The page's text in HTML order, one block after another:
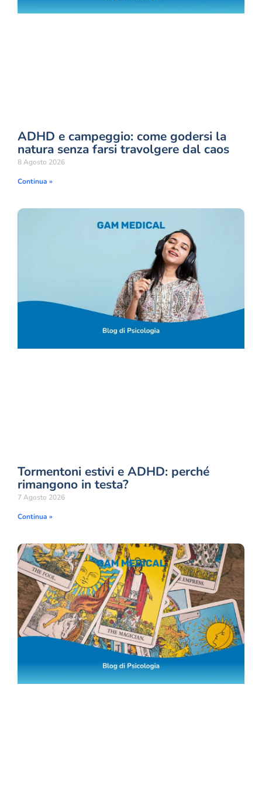
ADHD e campeggio: come godersi la
natura senza farsi travolgere dal caos
8 Agosto 2026
Continua »
Tormentoni estivi e ADHD: perché
rimangono in testa?
7 Agosto 2026
Continua »